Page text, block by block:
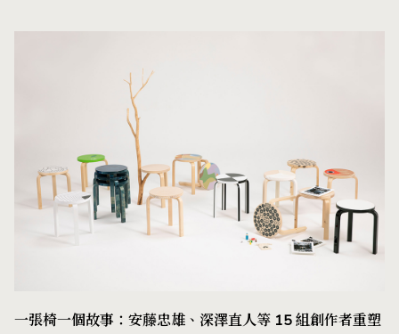
一張椅一個故事：安藤忠雄、深澤直人等 15 組創作者重塑